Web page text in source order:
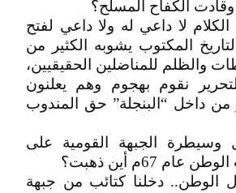
الكفاح المسلح؟
لا داعي له ولا داعي لفتح
المكتوب يشوبه الكثير من
والظلم للمناضلين الحقيقيين،
نقوم بهجوم وهم يعلنون
من داخل “البنجلة” حق المندوب
وسيطرة الجبهة القومية على
67م أين ذهبت؟
دخلنا كتائب من جبهة